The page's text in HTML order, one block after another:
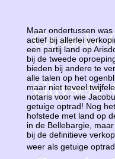
Maar ondertussen
actief bij allerlei
een partij land op
bij de tweede
bieden bij andere te
alle talen op het
maar niet teveel
notaris voor wie
getuige optrad! Nog
hofstede met land op
in de Bellebargie,
bij de definitieve
weer als getuige optrad.